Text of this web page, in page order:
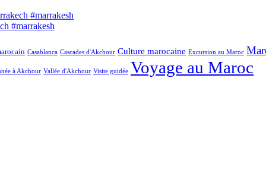
Casablanca Cascades d'Akchour Culture marocaine Excursion au Maroc
à Akchour Vallée d'Akchour Visite guidée Voyage au Maroc